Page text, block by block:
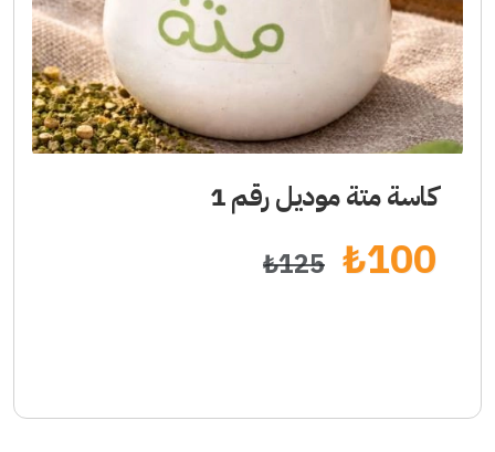
كاسة متة موديل رقم 1
100
₺
125
₺